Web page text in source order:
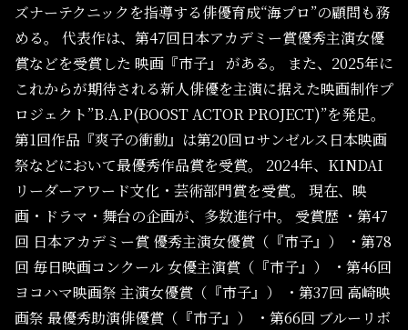
ズナーテクニックを指導する俳優育成“海プロ”の顧問も務
める。 代表作は、第47回日本アカデミー賞優秀主演女優
賞などを受賞した 映画『市子』 がある。
また、2025年に
これからが期待される新人俳優を主演に据えた映画制作プ
ロジェクト”B.A.P(BOOST ACTOR PROJECT)”を発足。
第1回作品『爽子の衝動』は第20回ロサンゼルス日本映画
祭などにおいて最優秀作品賞を受賞。
2024年、KINDAI
リーダーアワード文化・芸術部門賞を受賞。 現在、映
画・ドラマ・舞台の企画が、多数進行中。
受賞歴 ・第47
回 日本アカデミー賞 優秀主演女優賞（『市子』）
・第78
回 毎日映画コンクール 女優主演賞（『市子』）
・第46回
ヨコハマ映画祭 主演女優賞（『市子』）
・第37回 高崎映
画祭 最優秀助演俳優賞（『市子』）
・第66回 ブルーリボ